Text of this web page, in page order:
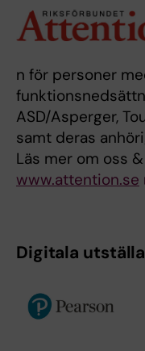
n för personer
ASD/Asperger,
samt deras
Läs mer om oss
www.attention.se
Digitala